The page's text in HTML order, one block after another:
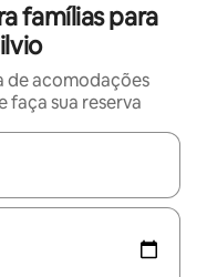
famílias para
de acomodações
faça sua reserva
explore-os